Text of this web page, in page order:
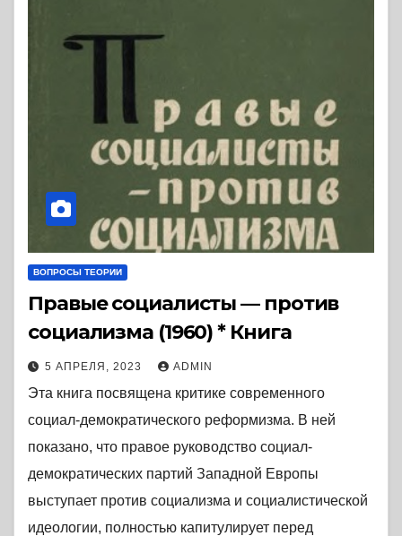
ВОПРОСЫ ТЕОРИИ
Правые социалисты — против
социализма (1960) * Книга
5 АПРЕЛЯ, 2023 ADMIN
Эта книга посвящена критике современного
социал-демократического реформизма. В ней
показано, что правое руководство социал-
демократических партий Западной Европы
выступает против социализма и социалистической
идеологии, полностью капитулирует перед